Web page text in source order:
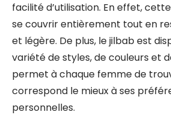
facilité d’utilisation. En effet,
se couvrir entièrement tout en
et légère. De plus, le jilbab est
variété de styles, de couleurs et
permet à chaque femme de
correspond le mieux à ses
personnelles.